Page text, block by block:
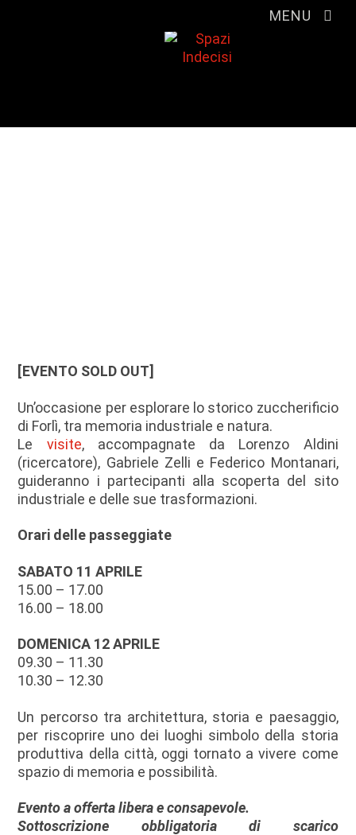
MENU
[EVENTO SOLD OUT]
Un’occasione per esplorare lo storico zuccherificio
di Forlì, tra memoria industriale e natura.
Le visite, accompagnate da Lorenzo Aldini
(ricercatore), Gabriele Zelli e Federico Montanari,
guideranno i partecipanti alla scoperta del sito
industriale e delle sue trasformazioni.
Orari delle passeggiate
SABATO 11 APRILE
15.00 – 17.00
16.00 – 18.00
DOMENICA 12 APRILE
09.30 – 11.30
10.30 – 12.30
Un percorso tra architettura, storia e paesaggio,
per riscoprire uno dei luoghi simbolo della storia
produttiva della città, oggi tornato a vivere come
spazio di memoria e possibilità.
Evento a offerta libera e consapevole.
Sottoscrizione obbligatoria di scarico